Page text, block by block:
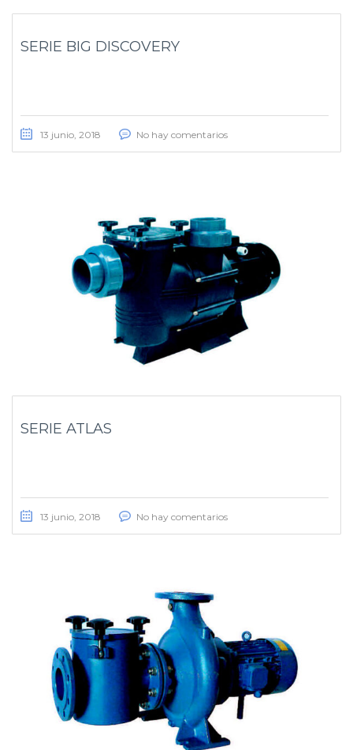
SERIE BIG DISCOVERY
13 junio, 2018 No hay comentarios
SERIE ATLAS
13 junio, 2018 No hay comentarios